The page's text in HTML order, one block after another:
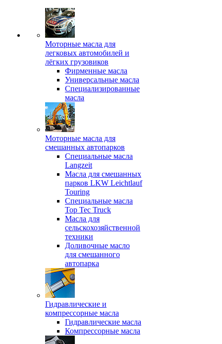
Моторные масла для
легковых автомобилей и
лёгких грузовиков
Фирменные масла
Универсальные масла
Специализированные
масла
Моторные масла для
смешанных автопарков
Специальные масла
Langzeit
Масла для смешанных
парков LKW Leichtlauf
Touring
Специальные масла
Top Tec Truck
Масла для
сельскохозяйственной
техники
Доливочные масло
для смешанного
автопарка
Гидравлические и
компрессорные масла
Гидравлические масла
Компрессорные масла